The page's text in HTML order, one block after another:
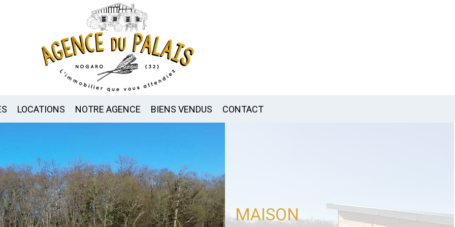
LOCATIONS NOTRE AGENCE BIENS VENDUS CONTACT
MAISON